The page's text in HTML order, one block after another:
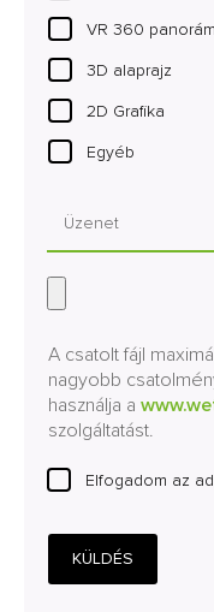
VR 360
3D alaprajz
2D Grafika
Egyéb
A csatolt fájl
nagyobb
használja a
szolgáltatást.
Elfogadom az
KÜLDÉS